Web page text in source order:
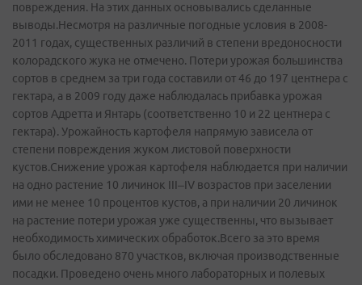
повреждения. На этих данных основывались сделанные
выводы.Несмотря на различные погодные условия в 2008-
2011 годах, существенных различий в степени вредоносности
колорадского жука не отмечено. Потери урожая большинства
сортов в среднем за три года составили от 46 до 197 центнера с
гектара, а в 2009 году даже наблюдалась прибавка урожая
сортов Адретта и Янтарь (соответственно 10 и 22 центнера с
гектара). Урожайность картофеля напрямую зависела от
степени повреждения жуком листовой поверхности
кустов.Снижение урожая картофеля наблюдается при наличии
на одно растение 10 личинок III–IV возрастов при заселении
ими не менее 10 процентов кустов, а при наличии 20 личинок
на растение потери урожая уже существенны, что вызывает
необходимость химических обработок.Всего за это время
было обследовано 870 участков, включая производственные
посадки. Проведено очень много лабораторных и полевых